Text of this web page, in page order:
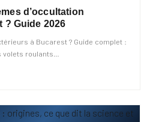
d’occultation
? Guide 2026
à Bucarest ? Guide complet :
volets roulants